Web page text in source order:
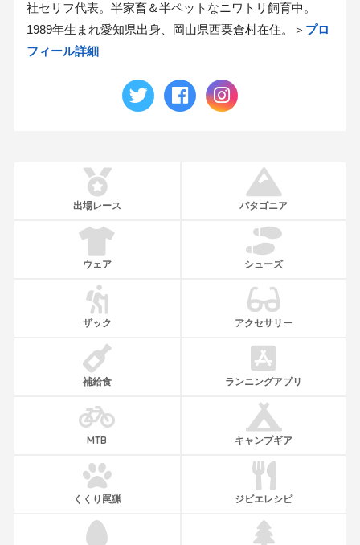
社セリフ代表。半家畜＆半ペットなニワトリ飼育中。
1989年生まれ愛知県出身、岡山県西粟倉村在住。＞ プロ
フィール詳細
出場レース パタゴニア
ウェア シューズ
ザック アクセサリー
補給食 ランニングアプリ
MTB キャンプギア
くくり罠猟 ジビエレシピ